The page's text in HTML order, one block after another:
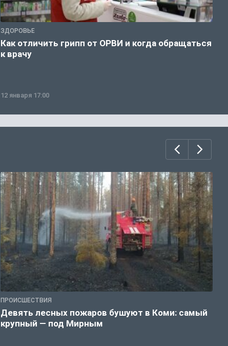
ЗДОРОВЬЕ
Как отличить грипп от ОРВИ и когда обращаться
к врачу
12 января 17:00
ПРОИСШЕСТВИЯ
Девять лесных пожаров бушуют в Коми: самый
крупный — под Мирным